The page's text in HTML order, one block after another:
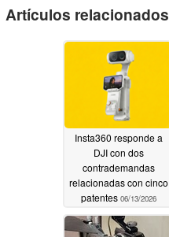
Artículos relacionados
Insta360 responde a
DJI con dos
contrademandas
relacionadas con cinco
patentes 06/13/2026